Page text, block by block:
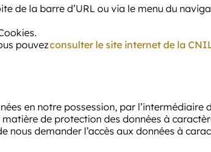
de la barre d’URL ou via le menu du
pouvezconsulter le site internet de la
en notre possession, par
de protection des données à
demander l’accès aux données à